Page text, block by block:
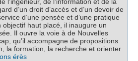
d’un droit d’accès et d’un devoir de
d’une pensée et d’une pratique
haut placé, il inaugure un
Il ouvre la voie à de Nouvelles
qu’il accompagne de propositions
la formation, la recherche et orienter
érès